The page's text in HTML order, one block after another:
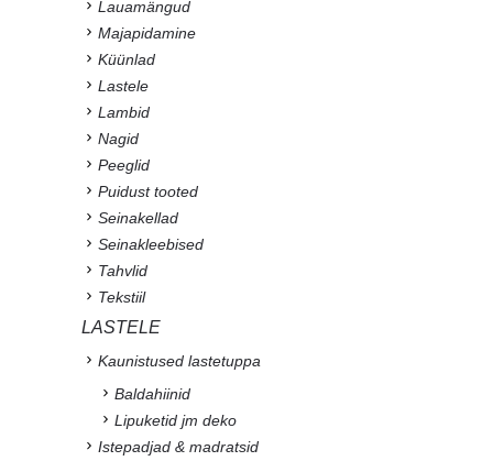
Lauamängud
Majapidamine
Küünlad
Lastele
Lambid
Nagid
Peeglid
Puidust tooted
Seinakellad
Seinakleebised
Tahvlid
Tekstiil
LASTELE
Kaunistused lastetuppa
Baldahiinid
Lipuketid jm deko
Istepadjad & madratsid